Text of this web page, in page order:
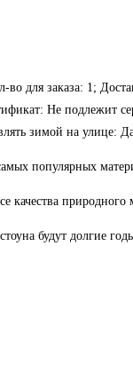
для заказа: 1;
Не подлежит
зимой на улице:
популярных
качества
будут долгие